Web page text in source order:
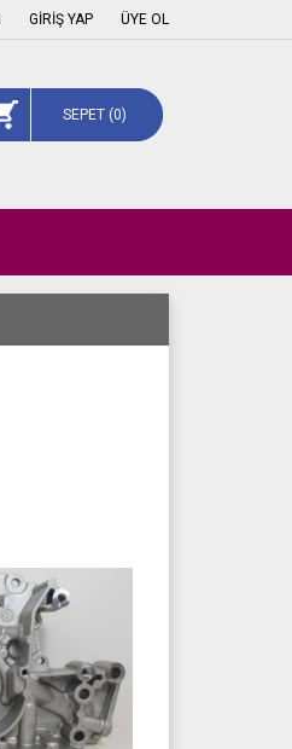
GİRİŞ YAP ÜYE OL
SEPET (0)